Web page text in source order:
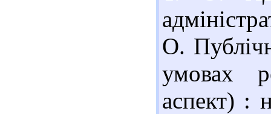
О.
умовах
аспект) :